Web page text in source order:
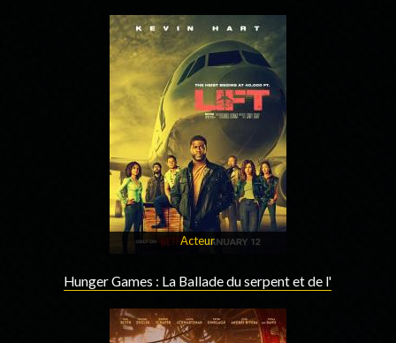
Acteur
Hunger Games : La Ballade du serpent et de l'